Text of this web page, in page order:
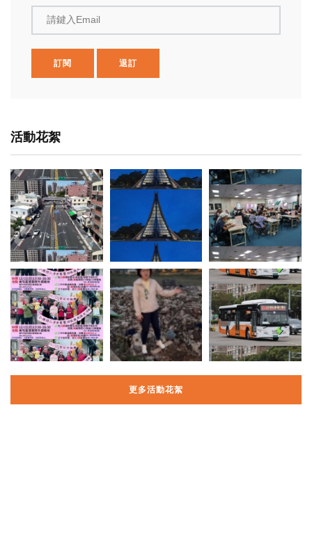
請鍵入Email
訂閱 退訂
活動花絮
更多活動花絮